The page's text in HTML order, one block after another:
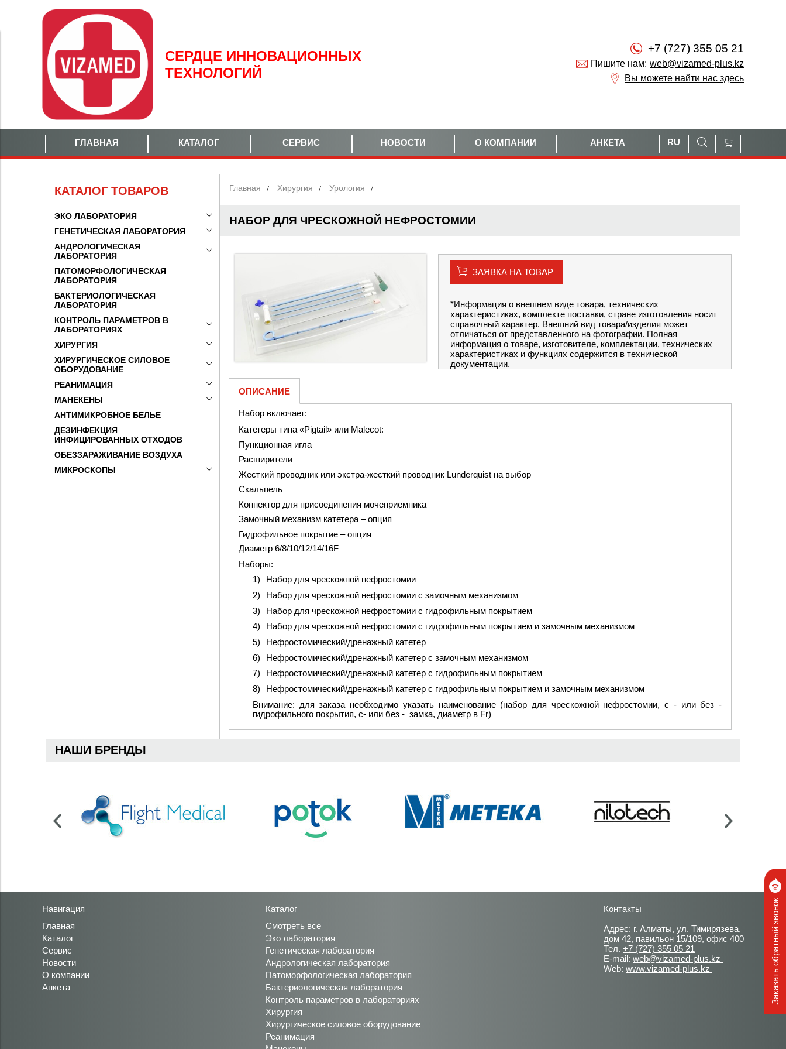
СЕРДЦЕ ИННОВАЦИОННЫХ
ТЕХНОЛОГИЙ
+7 (727) 355 05 21
Пишите нам: web@vizamed-plus.kz
Вы можете найти нас здесь
ГЛАВНАЯ КАТАЛОГ СЕРВИС НОВОСТИ О КОМПАНИИ АНКЕТА RU
КАТАЛОГ ТОВАРОВ
ЭКО ЛАБОРАТОРИЯ
ГЕНЕТИЧЕСКАЯ ЛАБОРАТОРИЯ
АНДРОЛОГИЧЕСКАЯ
ЛАБОРАТОРИЯ
ПАТОМОРФОЛОГИЧЕСКАЯ
ЛАБОРАТОРИЯ
БАКТЕРИОЛОГИЧЕСКАЯ
ЛАБОРАТОРИЯ
КОНТРОЛЬ ПАРАМЕТРОВ В
ЛАБОРАТОРИЯХ
ХИРУРГИЯ
ХИРУРГИЧЕСКОЕ СИЛОВОЕ
ОБОРУДОВАНИЕ
РЕАНИМАЦИЯ
МАНЕКЕНЫ
АНТИМИКРОБНОЕ БЕЛЬЕ
ДЕЗИНФЕКЦИЯ
ИНФИЦИРОВАННЫХ ОТХОДОВ
ОБЕЗЗАРАЖИВАНИЕ ВОЗДУХА
МИКРОСКОПЫ
Главная Хирургия Урология
НАБОР ДЛЯ ЧРЕСКОЖНОЙ НЕФРОСТОМИИ
ЗАЯВКА НА ТОВАР
*Информация о внешнем виде товара, технических
характеристиках, комплекте поставки, стране изготовления носит
справочный характер. Внешний вид товара/изделия может
отличаться от представленного на фотографии. Полная
информация о товаре, изготовителе, комплектации, технических
характеристиках и функциях содержится в технической
документации.
ОПИСАНИЕ
Набор включает:
Катетеры типа «Pigtail» или Malecot:
Пункционная игла
Расширители
Жесткий проводник или экстра-жесткий проводник Lunderquist на выбор
Скальпель
Коннектор для присоединения мочеприемника
Замочный механизм катетера – опция
Гидрофильное покрытие – опция
Диаметр 6/8/10/12/14/16F
Наборы:
1)
Набор для чрескожной нефростомии
2)
Набор для чрескожной нефростомии с замочным механизмом
3)
Набор для чрескожной нефростомии с гидрофильным покрытием
4)
Набор для чрескожной нефростомии с гидрофильным покрытием и замочным механизмом
5)
Нефростомический/дренажный катетер
6)
Нефростомический/дренажный катетер с замочным механизмом
7)
Нефростомический/дренажный катетер с гидрофильным покрытием
8)
Нефростомический/дренажный катетер с гидрофильным покрытием и замочным механизмом
Внимание: для заказа необходимо указать наименование (набор для чрескожной нефростомии, с - или без -
гидрофильного покрытия, с- или без - замка, диаметр в Fr)
НАШИ БРЕНДЫ
Навигация
Главная
Каталог
Сервис
Новости
О компании
Анкета
Каталог
Смотреть все
Эко лаборатория
Генетическая лаборатория
Андрологическая лаборатория
Патоморфологическая лаборатория
Бактериологическая лаборатория
Контроль параметров в лабораториях
Хирургия
Хирургическое силовое оборудование
Реанимация
Контакты
Адрес: г. Алматы, ул. Тимирязева,
дом 42, павильон 15/109, офис 400
Тел. +7 (727) 355 05 21
E-mail: web@vizamed-plus.kz
Web: www.vizamed-plus.kz Заказать обратный звонок